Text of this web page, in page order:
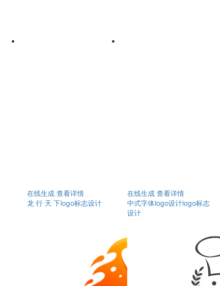
在线生成 查看详情
龙 行 天 下logo标志设计
在线生成 查看详情
中式字体logo设计logo标志
设计